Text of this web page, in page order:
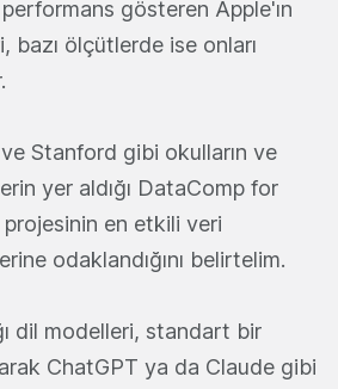
gösteren Apple'ın
bazı ölçütlerde ise onları
Stanford gibi okulların ve
yer aldığı DataComp for
en etkili veri
odaklandığını belirtelim.
dil modelleri, standart bir
ChatGPT ya da Claude gibi